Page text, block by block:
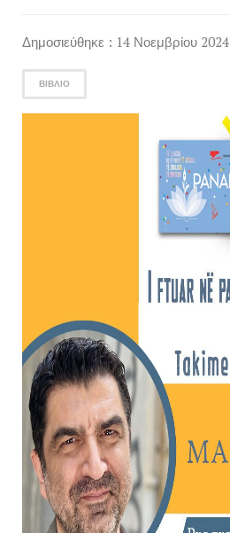
Δημοσιεύθηκε : 14 Νοεμβρίου 2024
ΒΙΒΛΊΟ